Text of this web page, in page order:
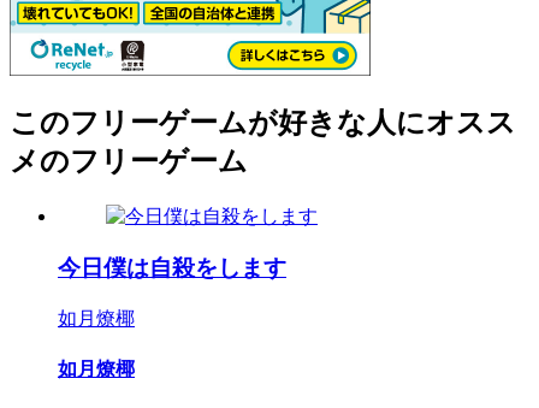
このフリーゲームが好きな人にオスス
メのフリーゲーム
今日僕は自殺をします
如月燎椰
如月燎椰